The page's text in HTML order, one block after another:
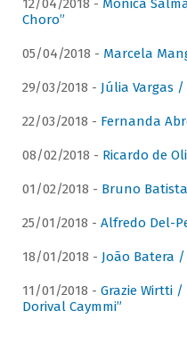
12/04/2018 - Mônica
Choro”
05/04/2018 - Marcela
29/03/2018 - Júlia Vargas
22/03/2018 - Fernanda
08/02/2018 - Ricardo de
01/02/2018 - Bruno
25/01/2018 - Alfredo Del-
18/01/2018 - João Batera /
11/01/2018 - Grazie Wirtti /
Dorival Caymmi”